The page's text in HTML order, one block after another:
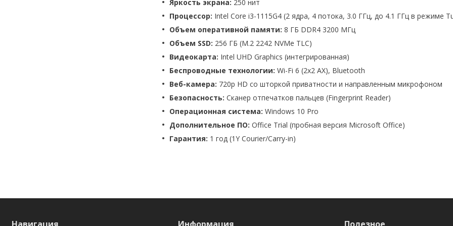
Яркость экрана: 250 нит
Процессор: Intel Core i3-1115G4 (2 ядра, 4 потока, 3.0 ГГц, до 4.1 ГГц в режиме
Объем оперативной памяти: 8 ГБ DDR4 3200 МГц
Объем SSD: 256 ГБ (M.2 2242 NVMe TLC)
Видеокарта: Intel UHD Graphics (интегрированная)
Беспроводные технологии: Wi-Fi 6 (2x2 AX), Bluetooth
Веб-камера: 720p HD со шторкой приватности и направленным микрофоном
Безопасность: Сканер отпечатков пальцев (Fingerprint Reader)
Операционная система: Windows 10 Pro
Дополнительное ПО: Office Trial (пробная версия Microsoft Office)
Гарантия: 1 год (1Y Courier/Carry-in)